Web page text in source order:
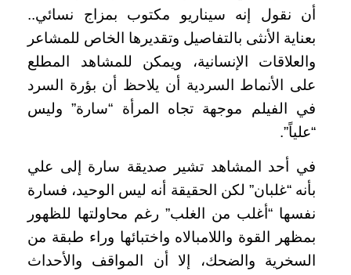
أن نقول إنه سيناريو مكتوب بمزاج نسائي..
بعناية الأنثى بالتفاصيل وتقديرها الخاص للمشاعر
والعلاقات الإنسانية، ويمكن للمشاهد المطلع
على الأنماط السردية أن يلاحظ أن بؤرة السرد
في الفيلم موجهة تجاه المرأة “سارة” وليس
“علياً”.
في أحد المشاهد تشير صديقة سارة إلى علي
بأنه “غلبان” لكن الحقيقة أنه ليس الوحيد، فسارة
نفسها “أغلب من الغلب” رغم محاولتها للظهور
بمظهر القوة واللامبالاه واختبائها وراء طبقة من
السخرية والضحك، إلا أن المواقف والأحداث